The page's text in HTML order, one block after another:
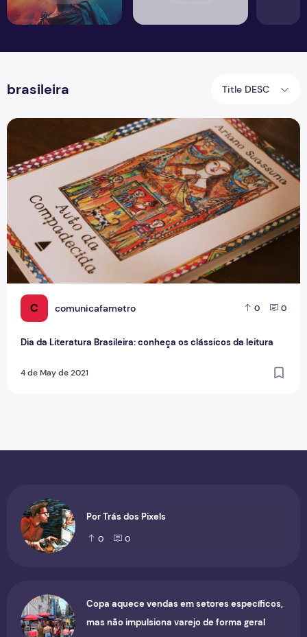
brasileira Title DESC
C comunicafametro 0 0
Dia da Literatura Brasileira: conheça os clássicos da leitura
4 de May de 2021
Dia da Literatura Brasileira: conheça os clássicos da leitura
Por Trás dos Pixels
0 0
Copa aquece vendas em setores específicos,
mas não impulsiona varejo de forma geral